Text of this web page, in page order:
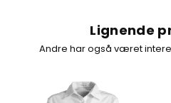
Lignende
Andre har også været